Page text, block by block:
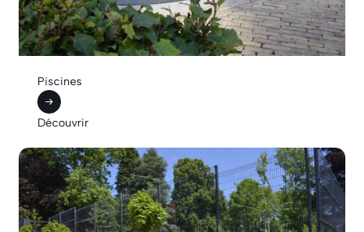
Piscines
Découvrir